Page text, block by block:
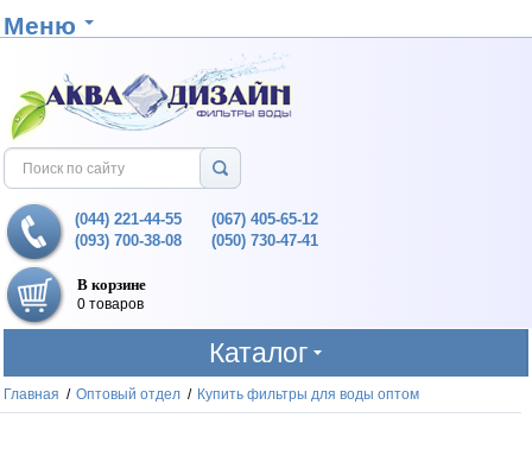
Меню
(044) 221-44-55
(093) 700-38-08
(067) 405-65-12
(050) 730-47-41
В корзине
0 товаров
Каталог
Главная / Оптовый отдел / Купить фильтры для воды оптом